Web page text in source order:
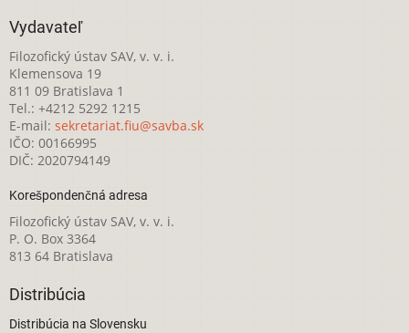
Vydavateľ
Filozofický ústav SAV, v. v. i.
Klemensova 19
811 09 Bratislava 1
Tel.: +4212 5292 1215
E-mail: sekretariat.fiu@savba.sk
IČO: 00166995
DIČ: 2020794149
Korešpondenčná adresa
Filozofický ústav SAV, v. v. i.
P. O. Box 3364
813 64 Bratislava
Distribúcia
Distribúcia na Slovensku